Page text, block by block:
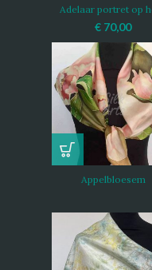
Adelaar portret op
€ 70,00
Appelbloesem